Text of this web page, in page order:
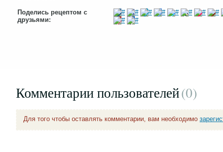
Поделись рецептом с
друзьями:
Комментарии пользователей(0)
Для того чтобы оставлять комментарии, вам необходимо